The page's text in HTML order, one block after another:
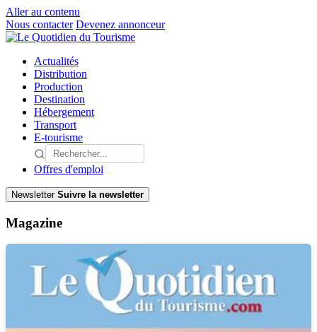
Aller au contenu
Nous contacter Devenez annonceur
Actualités
Distribution
Production
Destination
Hébergement
Transport
E-tourisme
Offres d'emploi
Newsletter Suivre la newsletter
Magazine